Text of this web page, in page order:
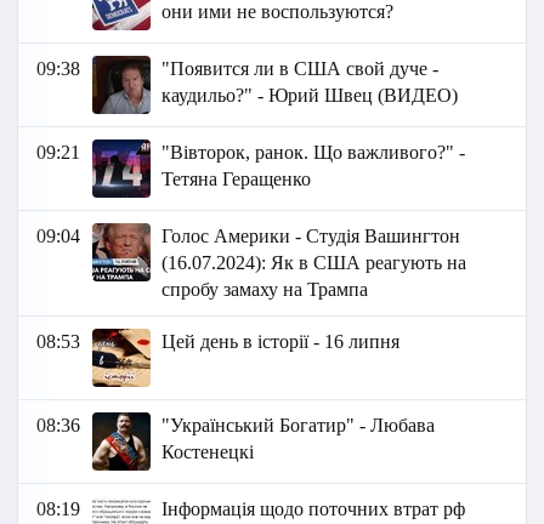
они ими не воспользуются?
09:38
"Появится ли в США свой дуче -
каудильо?" - Юрий Швец (ВИДЕО)
09:21
"Вівторок, ранок. Що важливого?" -
Тетяна Геращенко
09:04
Голос Америки - Студія Вашингтон
(16.07.2024): Як в США реагують на
спробу замаху на Трампа
08:53 Цей день в історії - 16 липня
08:36
"Український Богатир" - Любава
Костенецкі
08:19
Інформація щодо поточних втрат рф